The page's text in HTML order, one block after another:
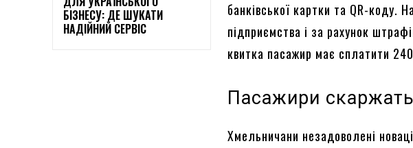
БІЗНЕСУ: ДЕ ШУКАТИ
НАДІЙНИЙ СЕРВІС
банківської картки та QR-коду.
підприємства і за рахунок
квитка пасажир має сплатити
Пасажири
Хмельничани незадоволені